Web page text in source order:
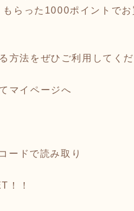
らった1000ポイントでお
方法をぜひご利用してくだ
マイページへ
ードで読み取り
！！